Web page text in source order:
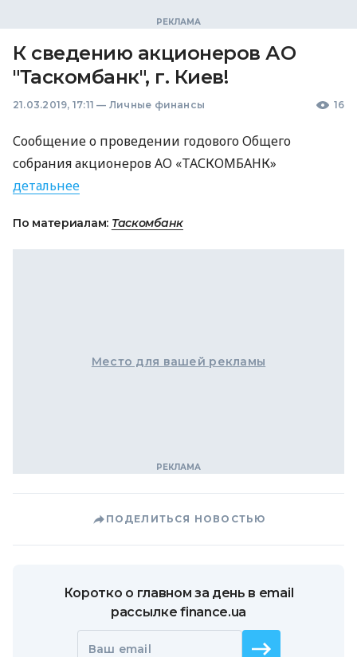
К сведению акционеров АО
"Таскомбанк", г. Киев!
21.03.2019, 17:11 — Личные финансы 16
Сообщение о проведении годового Общего
собрания акционеров АО «ТАСКОМБАНК»
детальнее
По материалам: Таскомбанк
Место для вашей рекламы
ПОДЕЛИТЬСЯ НОВОСТЬЮ
Коротко о главном за день в email
рассылке finance.ua
Ваш email